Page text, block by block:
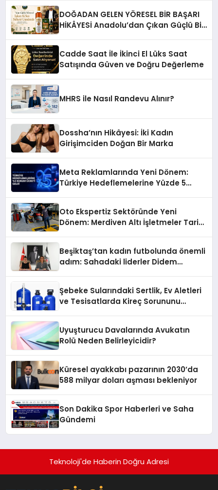
DOĞADAN GELEN YÖRESEL BİR BAŞARI
HİKÂYESİ Anadolu’dan Çıkan Güçlü Bir
Cadde Saat İle İkinci El Lüks Saat
Satışında Güven ve Doğru Değerleme
MHRS ile Nasıl Randevu Alınır?
Dossha’nın Hikâyesi: İki Kadın
Girişimciden Doğan Bir Marka
Meta Reklamlarında Yeni Dönem:
Türkiye Hedeflemelerine Yüzde 5
Oto Ekspertiz Sektöründe Yeni
Dönem: Merdiven Altı İşletmeler Tarih
Beşiktaş’tan kadın futbolunda önemli
adım: Sahadaki liderler Didem
Şebeke Sularındaki Sertlik, Ev Aletleri
ve Tesisatlarda Kireç Sorununu
Uyuşturucu Davalarında Avukatın
Rolü Neden Belirleyicidir?
Küresel ayakkabı pazarının 2030’da
588 milyar doları aşması bekleniyor
Son Dakika Spor Haberleri ve Saha
Gündemi
Teknoloji'de Haberin Doğru Adresi